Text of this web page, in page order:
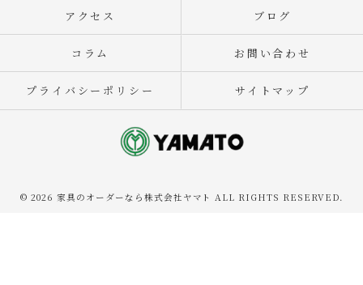
アクセス ブログ
コラム お問い合わせ
プライバシーポリシー サイトマップ
© 2026 家具のオーダーなら株式会社ヤマト ALL RIGHTS RESERVED.